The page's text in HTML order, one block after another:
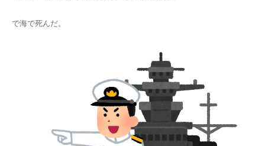
で海で死んだ。